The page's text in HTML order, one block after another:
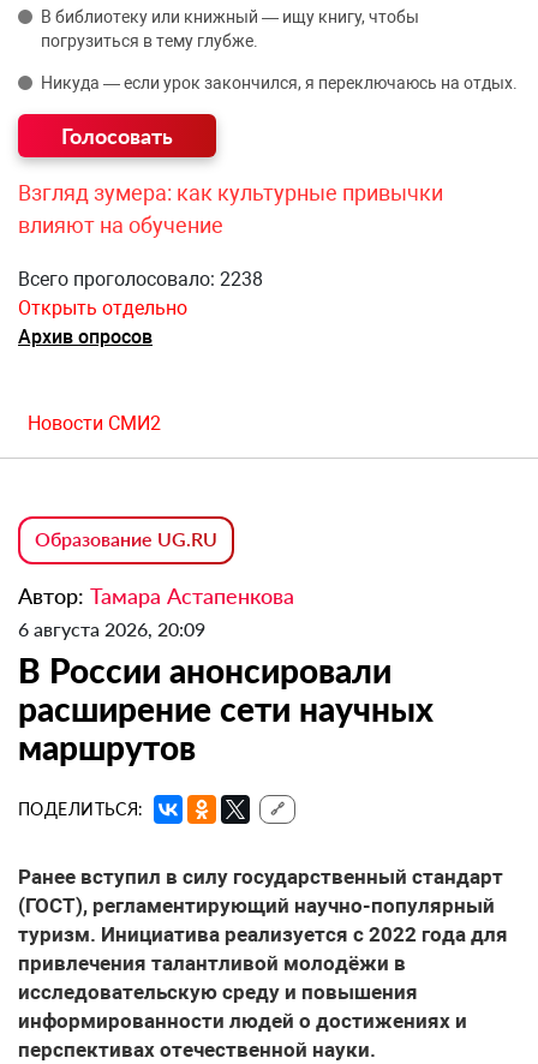
В библиотеку или книжный — ищу книгу, чтобы
погрузиться в тему глубже.
Никуда — если урок закончился, я переключаюсь на отдых.
Взгляд зумера: как культурные привычки
влияют на обучение
Всего проголосовало: 2238
Открыть отдельно
Архив опросов
Новости СМИ2
Образование UG.RU
Автор: Тамара Астапенкова
6 августа 2026, 20:09
В России анонсировали
расширение сети научных
маршрутов
ПОДЕЛИТЬСЯ: 🔗
Ранее вступил в силу государственный стандарт
(ГОСТ), регламентирующий научно-популярный
туризм. Инициатива реализуется с 2022 года для
привлечения талантливой молодёжи в
исследовательскую среду и повышения
информированности людей о достижениях и
перспективах отечественной науки.